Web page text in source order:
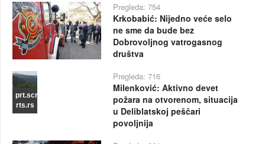
Pregleda: 754
Krkobabić: Nijedno veće selo
ne sme da bude bez
Dobrovoljnog vatrogasnog
društva
prt.scr
rts.rs
Pregleda: 716
Milenković: Aktivno devet
požara na otvorenom, situacija
u Deliblatskoj peščari
povoljnija